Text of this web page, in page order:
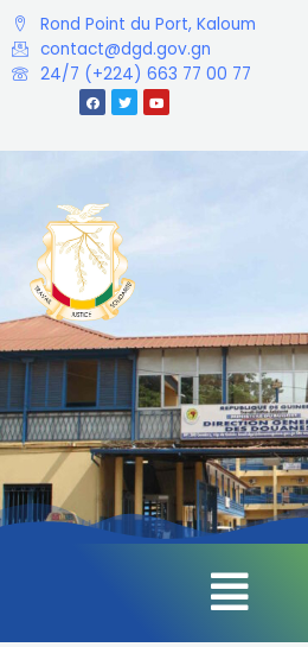
Rond Point du Port, Kaloum
contact@dgd.gov.gn
24/7 (+224) 663 77 00 77